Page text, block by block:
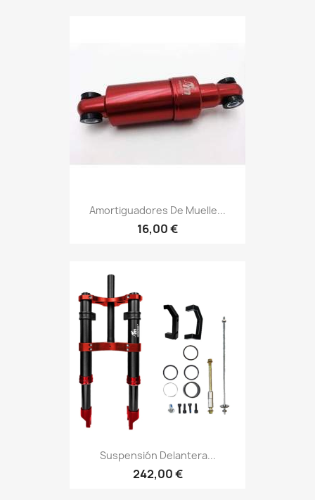
Amortiguadores De Muelle...
16,00 €
Suspensión Delantera...
242,00 €